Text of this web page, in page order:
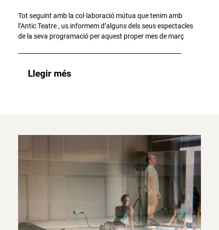
Tot seguint amb la col·laboració mútua que tenim amb
l’Antic Teatre , us informem d’alguns dels seus espectacles
de la seva programació per aquest proper mes de març
Llegir més